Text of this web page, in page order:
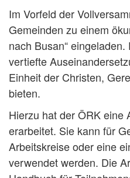
Im Vorfeld der
Gemeinden zu einem
nach Busan“
vertiefte
Einheit der Christen,
bieten.
Hierzu hat der ÖRK eine
erarbeitet. Sie kann für
Arbeitskreise oder eine
verwendet werden. Die